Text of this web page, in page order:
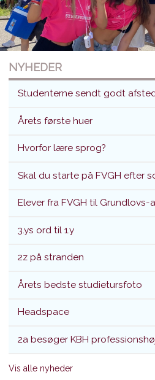
Studenterne
NYHEDER
Studenterne sendt godt
Årets første huer
Hvorfor lære sprog?
Skal du starte på FVGH efter
Elever fra FVGH til Grundlovs-
3.ys ord til 1.y
2z på stranden
Årets bedste studietursfoto
Headspace
2a besøger KBH
Vis alle nyheder